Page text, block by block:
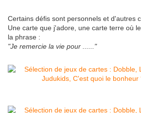
Certains défis sont personnels et d'autres
Une carte que j'adore, une carte terre où
la phrase :
"Je remercie la vie pour ......"